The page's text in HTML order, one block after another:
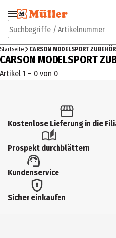
Zur Navigation
springen
Suchbegriffe / Artikelnummer
Startseite CARSON MODELSPORT ZUBEHÖR
CARSON MODELSPORT
Artikel 1 – 0 von 0
Kostenlose Lieferung in die
Prospekt durchblättern
Kundenservice
Sicher einkaufen